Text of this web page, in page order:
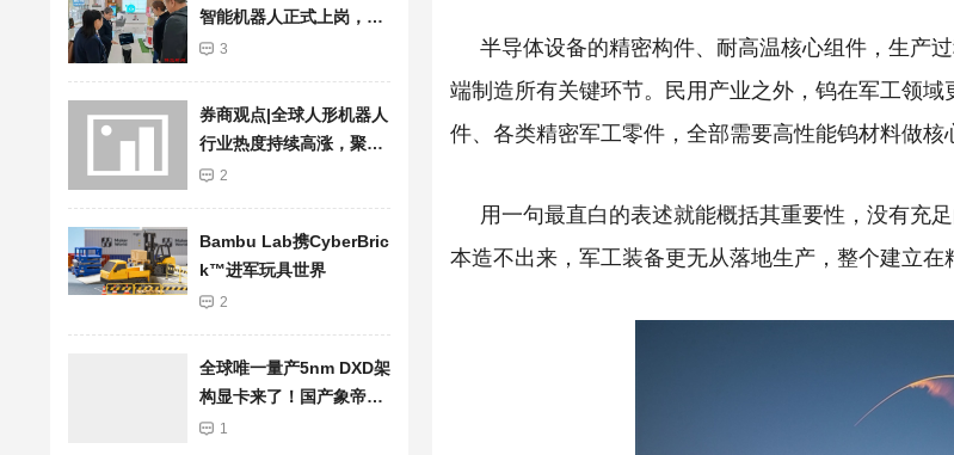
智能机器人正式上岗，服
务再升级
3
券商观点|全球人形机器人
行业热度持续高涨，聚焦
加快行业发展步伐
2
Bambu Lab携Cyber​​Bric
k™进军玩具世界
2
全球唯一量产5nm DXD架
构显卡来了！国产象帝先
自研GPU首发亮相：支持
1
半导体设备的精密构件、耐高温核心组件，生产
端制造所有关键环节。
民用产业之外，钨在军工领
件、各类精密军工零件，全部需要高性能钨材料做核
用一句最直白的表述就能概括其重要性，没有充
本造不出来，军工装备更无从落地生产，整个建立